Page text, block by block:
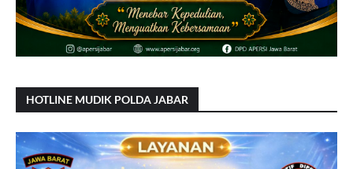
HOTLINE MUDIK POLDA JABAR